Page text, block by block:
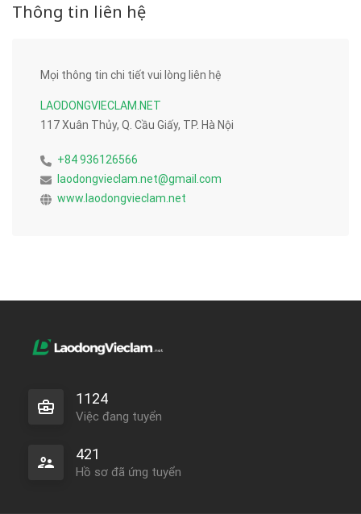
Thông tin liên hệ
Mọi thông tin chi tiết vui lòng liên hệ
LAODONGVIECLAM.NET
117 Xuân Thủy, Q. Cầu Giấy, TP. Hà Nội
+84 936126566
laodongvieclam.net@gmail.com
www.laodongvieclam.net
1124
Việc đang tuyển
421
Hồ sơ đã ứng tuyển